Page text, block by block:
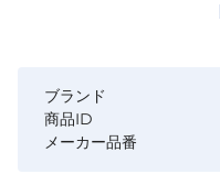
ブランド
商品ID
メーカー品番